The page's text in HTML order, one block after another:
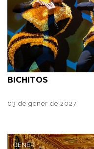
BICHITOS
03 de gener de 2027
GENER